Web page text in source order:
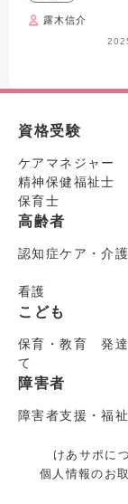
露木信介
資格受験
ケアマネジャー
精神保健福祉士
保育士
高齢者
認知症ケア・介
看護
こども
保育・教育 発
て
障害者
障害者支援・福祉
けあサポに
個人情報のお